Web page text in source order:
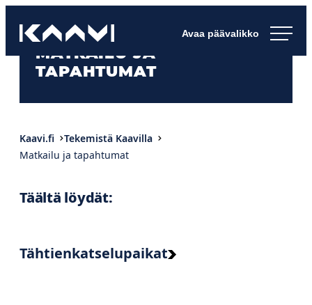
suoraan
sisältöön
Kaavin kunta
pimee.
MATKAILU JA
TAPAHTUMAT
Kaavi.fi
Tekemistä Kaavilla
Matkailu ja tapahtumat
Täältä löydät:
Tähtienkatselupaikat